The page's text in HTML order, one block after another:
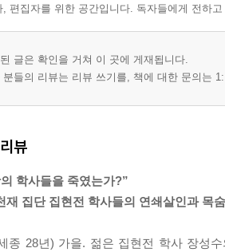
, 편집자를 위한 공간입니다. 독자들에게 전하
글은 확인을 거쳐 이 곳에 게재됩니다.
분들의 리뷰는 리뷰 쓰기를, 책에 대한 문의는
뷰
학사들을 죽였는가?”
재 집단 집현전 학사들의 연쇄살인과 목
종 28년) 가을. 젊은 집현전 학사 장성